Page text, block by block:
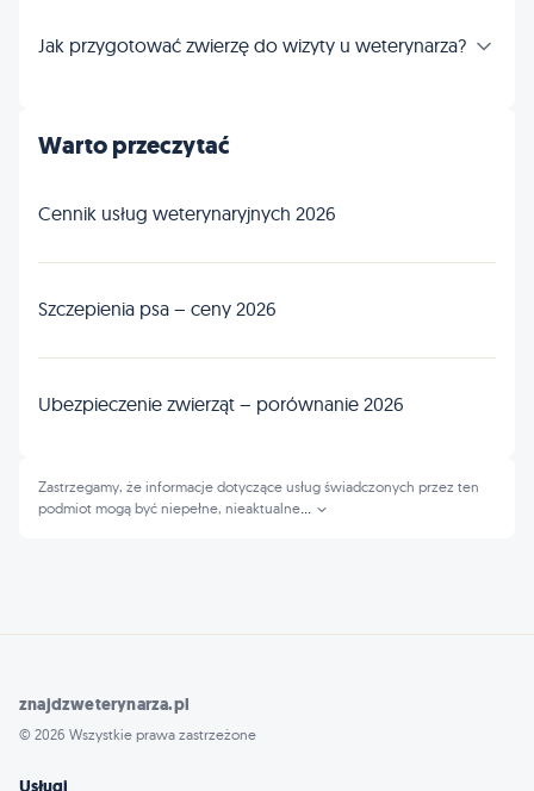
Jak przygotować zwierzę do wizyty u weterynarza?
Warto przeczytać
Cennik usług weterynaryjnych 2026
Szczepienia psa – ceny 2026
Ubezpieczenie zwierząt – porównanie 2026
Zastrzegamy, że informacje dotyczące usług świadczonych przez ten
podmiot mogą być niepełne, nieaktualne
znajdzweterynarza.pl
© 2026 Wszystkie prawa zastrzeżone